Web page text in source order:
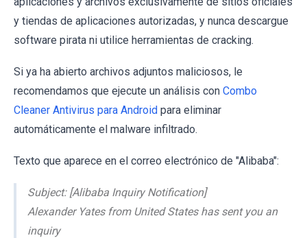
y tiendas de aplicaciones autorizadas, y nunca descargue
software pirata ni utilice herramientas de cracking.
Si ya ha abierto archivos adjuntos maliciosos, le
recomendamos que ejecute un análisis con Combo
Cleaner Antivirus para Android para eliminar
automáticamente el malware infiltrado.
Texto que aparece en el correo electrónico de "Alibaba":
Subject: [Alibaba Inquiry Notification]
Alexander Yates from United States has sent you an
inquiry